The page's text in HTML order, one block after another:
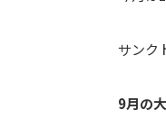
サンク
9月の